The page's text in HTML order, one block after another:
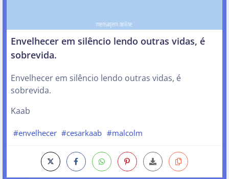
Envelhecer em silêncio lendo outras vidas, é
sobrevida.
Envelhecer em silêncio lendo outras vidas, é
sobrevida.
Kaab
#envelhecer #cesarkaab #malcolm